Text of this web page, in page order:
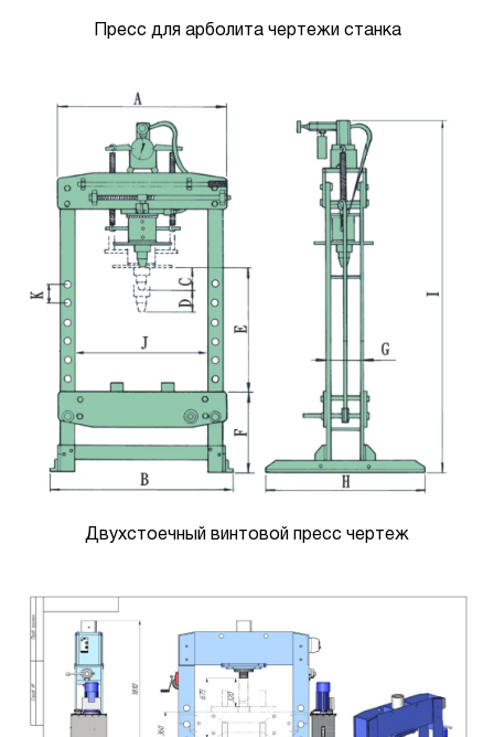
Пресс для арболита чертежи станка
Двухстоечный винтовой пресс чертеж